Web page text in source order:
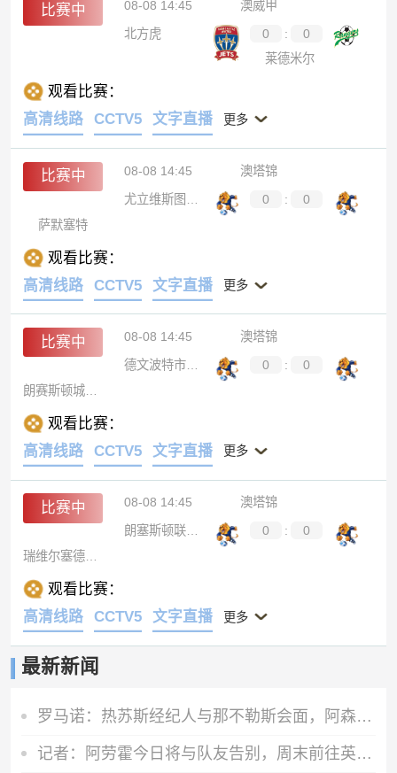
比赛中 08-08 14:45
澳威甲
北方虎
0 :
0
莱德米尔
观看比赛：
高清线路
CCTV5 文字直播 更多
比赛中 08-08 14:45
澳塔锦
0 :
0
萨默塞特
观看比赛：
高清线路
CCTV5 文字直播 更多
比赛中 08-08 14:45
澳塔锦
德文波特市后备队
0 :
0
观看比赛：
高清线路
CCTV5 文字直播 更多
比赛中 08-08 14:45
澳塔锦
朗塞斯顿联后备队
0 :
0
观看比赛：
高清线路
CCTV5 文字直播 更多
最新新闻
罗马诺：热苏斯经纪人与那不勒斯会面，阿森纳仅考虑永久出售
记者：阿劳霍今日将与队友告别，周末前往英格兰租借加盟利物浦